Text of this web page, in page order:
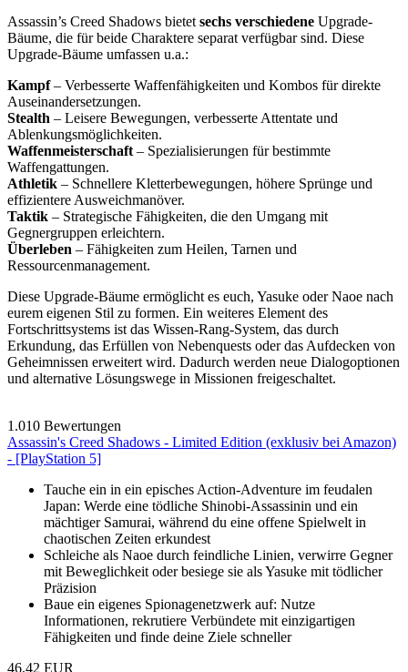
Assassin’s Creed Shadows bietet sechs verschiedene Upgrade-
Bäume, die für beide Charaktere separat verfügbar sind. Diese
Upgrade-Bäume umfassen u.a.:
Kampf– Verbesserte Waffenfähigkeiten und Kombos für direkte
Auseinandersetzungen.
Stealth – Leisere Bewegungen, verbesserte Attentate und
Ablenkungsmöglichkeiten.
Waffenmeisterschaft – Spezialisierungen für bestimmte
Waffengattungen.
Athletik – Schnellere Kletterbewegungen, höhere Sprünge und
effizientere Ausweichmanöver.
Taktik – Strategische Fähigkeiten, die den Umgang mit
Gegnergruppen erleichtern.
Überleben – Fähigkeiten zum Heilen, Tarnen und
Ressourcenmanagement.
Diese Upgrade-Bäume ermöglicht es euch, Yasuke oder Naoe nach
eurem eigenen Stil zu formen. Ein weiteres Element des
Fortschrittsystems ist das Wissen-Rang-System, das durch
Erkundung, das Erfüllen von Nebenquests oder das Aufdecken von
Geheimnissen erweitert wird. Dadurch werden neue Dialogoptionen
und alternative Lösungswege in Missionen freigeschaltet.
1.010 Bewertungen
Assassin's Creed Shadows - Limited Edition (exklusiv bei Amazon)
- [PlayStation 5]
Tauche ein in ein episches Action-Adventure im feudalen
Japan: Werde eine tödliche Shinobi-Assassinin und ein
mächtiger Samurai, während du eine offene Spielwelt in
chaotischen Zeiten erkundest
Schleiche als Naoe durch feindliche Linien, verwirre Gegner
mit Beweglichkeit oder besiege sie als Yasuke mit tödlicher
Präzision
Baue ein eigenes Spionagenetzwerk auf: Nutze
Informationen, rekrutiere Verbündete mit einzigartigen
Fähigkeiten und finde deine Ziele schneller
46,42 EUR